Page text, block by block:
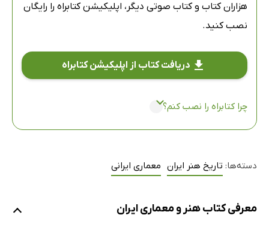
هزاران کتاب و کتاب صوتی دیگر، اپلیکیشن کتابراه را رایگان
نصب کنید.
دریافت کتاب از اپلیکیشن کتابراه
چرا کتابراه را نصب کنم؟
دسته‌ها: تاریخ هنر ایران معماری ایرانی
معرفی کتاب هنر و معماری ایران